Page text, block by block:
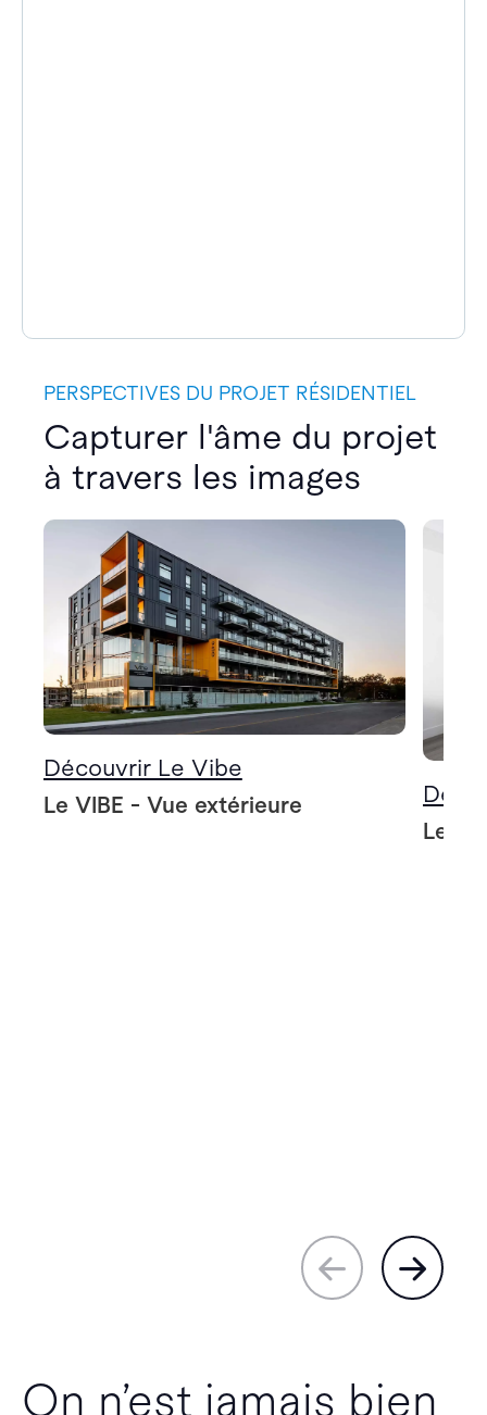
PERSPECTIVES DU PROJET RÉSIDENTIEL
Capturer l'âme du projet
à travers les images
Découvrir Le Vibe
Le VIBE - Vue extérieure
Le
On n’est jamais bien